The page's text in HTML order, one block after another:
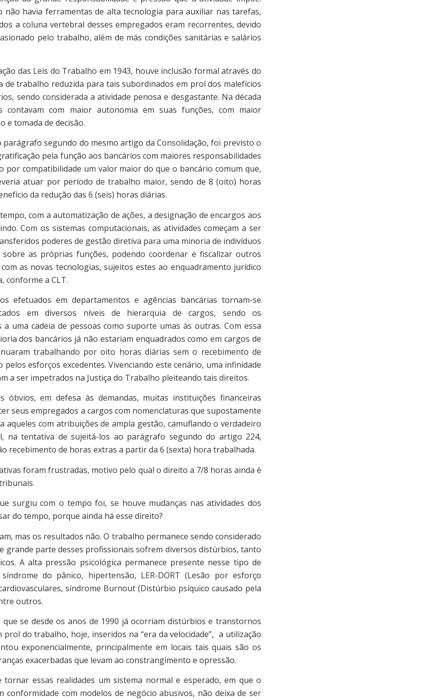
não havia ferramentas de alta tecnologia para auxiliar nas tarefas,
a coluna vertebral desses empregados eram recorrentes, devido
pelo trabalho, além de más condições sanitárias e salários
das Leis do Trabalho em 1943, houve inclusão formal através do
de trabalho reduzida para tais subordinados em prol dos malefícios
sendo considerada a atividade penosa e desgastante. Na década
contavam com maior autonomia em suas funções, com maior
e tomada de decisão.
segundo do mesmo artigo da Consolidação, foi previsto o
pela função aos bancários com maiores responsabilidades
por compatibilidade um valor maior do que o bancário comum que,
atuar por período de trabalho maior, sendo de 8 (oito) horas
da redução das 6 (seis) horas diárias.
com a automatização de ações, a designação de encargos aos
Com os sistemas computacionais, as atividades começam a ser
poderes de gestão diretiva para uma minoria de indivíduos
as próprias funções, podendo coordenar e fiscalizar outros
as novas tecnologias, sujeitos estes ao enquadramento jurídico
conforme a CLT.
em departamentos e agências bancárias tornam-se
em diversos níveis de hierarquia de cargos, sendo os
uma cadeia de pessoas como suporte umas às outras. Com essa
dos bancários já não estariam enquadrados como em cargos de
trabalhando por oito horas diárias sem o recebimento de
pelos esforços excedentes. Vivenciando este cenário, uma infinidade
a ser impetrados na Justiça do Trabalho pleiteando tais direitos.
em defesa às demandas, muitas instituições financeiras
seus empregados a cargos com nomenclaturas que supostamente
aqueles com atribuições de ampla gestão, camuflando o verdadeiro
na tentativa de sujeitá-los ao parágrafo segundo do artigo 224,
recebimento de horas extras a partir da 6 (sexta) hora trabalhada.
foram frustradas, motivo pelo qual o direito a 7/8 horas ainda é
com o tempo foi, se houve mudanças nas atividades dos
do tempo, porque ainda há esse direito?
mas os resultados não. O trabalho permanece sendo considerado
grande parte desses profissionais sofrem diversos distúrbios, tanto
A alta pressão psicológica permanece presente nesse tipo de
do pânico, hipertensão, LER-DORT (Lesão por esforço
síndrome Burnout (Distúrbio psíquico causado pela
outros.
se desde os anos de 1990 já ocorriam distúrbios e transtornos
do trabalho, hoje, inseridos na “era da velocidade”, a utilização
exponencialmente, principalmente em locais tais quais são os
exacerbadas que levam ao constrangimento e opressão.
essas realidades um sistema normal e esperado, em que o
conformidade com modelos de negócio abusivos, não deixa de ser